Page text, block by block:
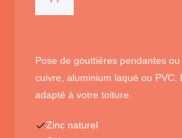
Pose de gouttières pendantes
cuivre, aluminium laqué ou PVC.
adapté à votre toiture.
Zinc naturel